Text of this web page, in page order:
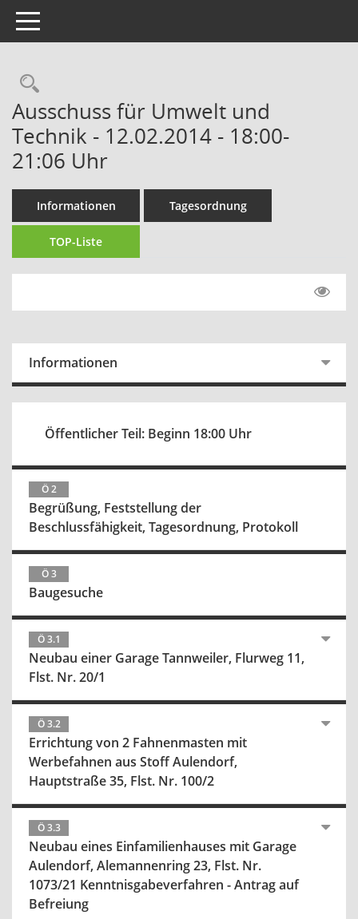
Toggle navigation
Ausschuss für Umwelt und
Technik - 12.02.2014 - 18:00-
21:06 Uhr
Informationen Tagesordnung
TOP-Liste
Informationen
Öffentlicher Teil: Beginn 18:00 Uhr
Ö 2
Begrüßung, Feststellung der
Beschlussfähigkeit, Tagesordnung, Protokoll
Ö 3
Baugesuche
Ö 3.1
Neubau einer Garage Tannweiler, Flurweg 11,
Flst. Nr. 20/1
Ö 3.2
Errichtung von 2 Fahnenmasten mit
Werbefahnen aus Stoff Aulendorf,
Hauptstraße 35, Flst. Nr. 100/2
Ö 3.3
Neubau eines Einfamilienhauses mit Garage
Aulendorf, Alemannenring 23, Flst. Nr.
1073/21 Kenntnisgabeverfahren - Antrag auf
Befreiung